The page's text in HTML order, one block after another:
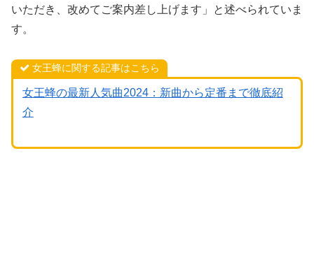
いただき、改めてご案内差し上げます」と述べられていま
す。
女王蜂に関する記事はこちら
女王蜂の最新人気曲2024：新曲から定番まで徹底紹
介